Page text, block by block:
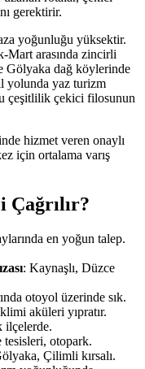
gerektirir.
yoğunluğu yüksektir.
Mart arasında zincirli
Gölyaka dağ köylerinde
yolunda yaz turizm
çeşitlilik çekici filosunun
hizmet veren onaylı
için ortalama varış
en yoğun talep.
: Kaynaşlı, Düzce
otoyol üzerinde sık.
aküleri yıpratır.
ilçelerde.
tesisleri, otopark.
Çilimli kırsalı.